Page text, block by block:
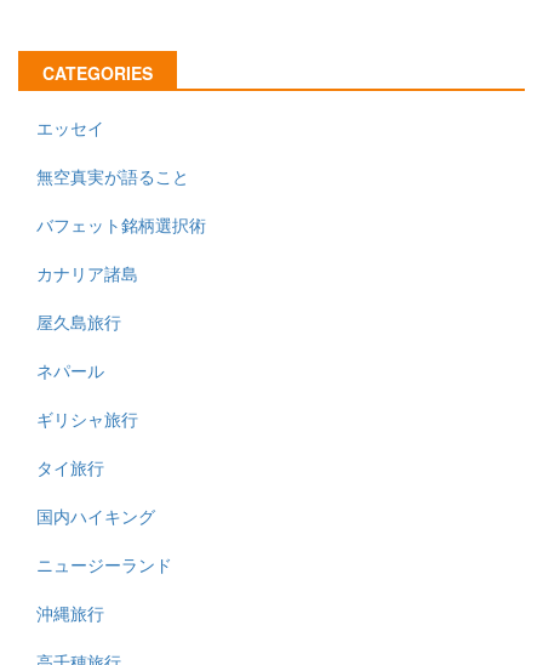
CATEGORIES
エッセイ
無空真実が語ること
バフェット銘柄選択術
カナリア諸島
屋久島旅行
ネパール
ギリシャ旅行
タイ旅行
国内ハイキング
ニュージーランド
沖縄旅行